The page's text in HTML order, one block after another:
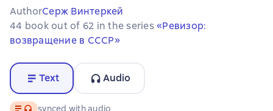
AuthorСерж Винтеркей
44 book out of 62 in the series«Ревизор:
возвращение в СССР»
Text Audio
Text, audio format available
synced with audio